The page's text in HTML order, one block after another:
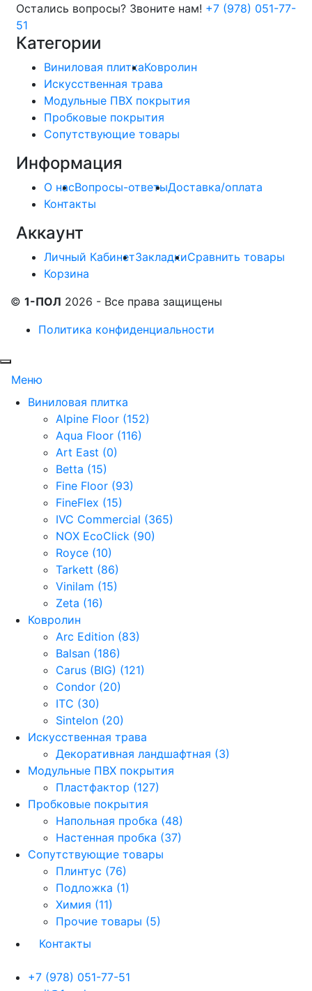
Остались вопросы? Звоните нам! +7 (978) 051-77-
51
Категории
Виниловая плиткаКовролин
Искусственная трава
Модульные ПВХ покрытия
Пробковые покрытия
Сопутствующие товары
Информация
О насВопросы-ответыДоставка/оплата
Контакты
Аккаунт
Личный КабинетЗакладкиСравнить товары
Корзина
© 1-ПОЛ 2026 - Все права защищены
Политика конфиденциальности
Меню
Виниловая плитка
Alpine Floor (152)
Aqua Floor (116)
Art East (0)
Betta (15)
Fine Floor (93)
FineFlex (15)
IVC Commercial (365)
NOX EcoClick (90)
Royce (10)
Tarkett (86)
Vinilam (15)
Zeta (16)
Ковролин
Arc Edition (83)
Balsan (186)
Carus (BIG) (121)
Condor (20)
ITC (30)
Sintelon (20)
Искусственная трава
Декоративная ландшафтная (3)
Модульные ПВХ покрытия
Пластфактор (127)
Пробковые покрытия
Напольная пробка (48)
Настенная пробка (37)
Сопутствующие товары
Плинтус (76)
Подложка (1)
Химия (11)
Прочие товары (5)
Контакты
+7 (978) 051-77-51